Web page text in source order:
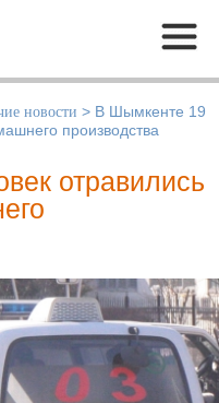
Меню
новости > В Шымкенте 19
производства
отравились